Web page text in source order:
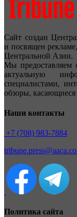
Сайт создан
и посвящен
Центральной Азии.
Мы предоставляем
актуальную
специалистами,
обзоры,
Наши контакты
+7 (708) 983-7884
Политика сайта